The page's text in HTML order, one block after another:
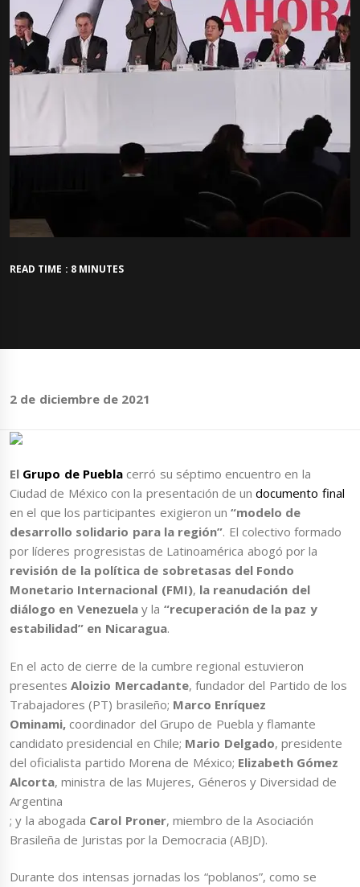
READ TIME : 8 MINUTES
2 de diciembre de 2021
El Grupo de Pueblacerró su séptimo encuentro en la
Ciudad de México con la presentación de undocumento final
en el que los participantes exigieron un“modelo de
desarrollo solidario para la región”. El colectivo formado
por líderes progresistas de Latinoamérica abogó por la
revisión de la política de sobretasas del Fondo
Monetario Internacional (FMI), la reanudación del
diálogo en Venezuelay la “recuperación de la paz y
estabilidad” en Nicaragua.
En el acto de cierre de la cumbre regional estuvieron
presentesAloizio Mercadante, fundador del Partido de los
Trabajadores (PT) brasileño; Marco Enríquez
Ominami, coordinador del Grupo de Puebla y flamante
candidato presidencial en Chile; Mario Delgado, presidente
del oficialista partido Morena de México; Elizabeth Gómez
Alcorta, ministra de las Mujeres, Géneros y Diversidad de
Argentina
; y la abogada Carol Proner, miembro de la Asociación
Brasileña de Juristas por la Democracia (ABJD).
Durante dos intensas jornadas los “poblanos”, como se